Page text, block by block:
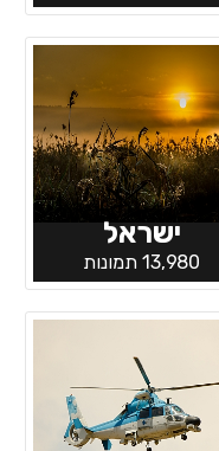
ישראל
13,980 תמונות